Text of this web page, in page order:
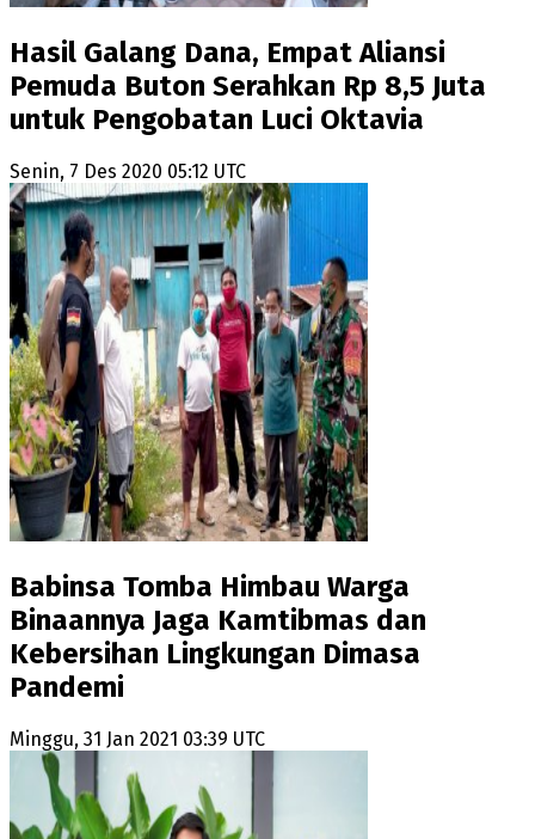
Hasil Galang Dana, Empat Aliansi
Pemuda Buton Serahkan Rp 8,5 Juta
untuk Pengobatan Luci Oktavia
Senin, 7 Des 2020 05:12 UTC
Babinsa Tomba Himbau Warga
Binaannya Jaga Kamtibmas dan
Kebersihan Lingkungan Dimasa
Pandemi
Minggu, 31 Jan 2021 03:39 UTC